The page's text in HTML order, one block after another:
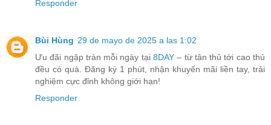
Responder
Bùi Hùng 29 de mayo de 2025 a las 1:02
Ưu đãi ngập tràn mỗi ngày tại 8DAY – từ tân thủ tới cao thủ
đều có quà. Đăng ký 1 phút, nhận khuyến mãi liền tay, trải
nghiệm cực đỉnh không giới hạn!
Responder